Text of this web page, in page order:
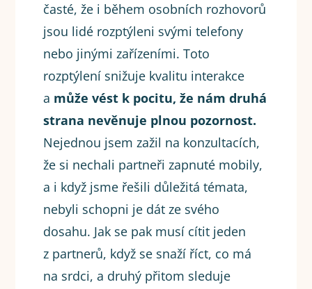
časté, že i během osobních rozhovorů
jsou lidé rozptýleni svými telefony
nebo jinými zařízeními. Toto
rozptýlení snižuje kvalitu interakce
a může vést k pocitu, že nám druhá
strana nevěnuje plnou pozornost.
Nejednou jsem zažil na konzultacích,
že si nechali partneři zapnuté mobily,
a i když jsme řešili důležitá témata,
nebyli schopni je dát ze svého
dosahu. Jak se pak musí cítit jeden
z partnerů, když se snaží říct, co má
na srdci, a druhý přitom sleduje